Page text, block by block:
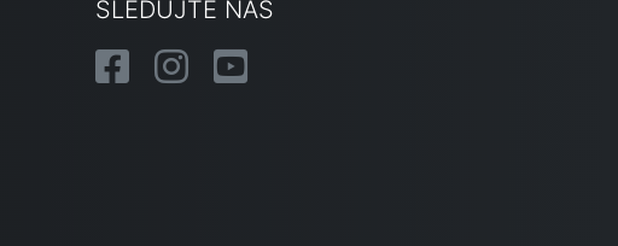
SLEDUJTE NÁS